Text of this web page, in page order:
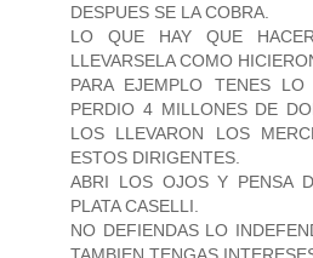
DESPUES SE LA COBRA.
LO QUE HAY QUE
LLEVARSELA COMO
PARA EJEMPLO TENES
PERDIO 4 MILLONES DE
LOS LLEVARON LOS
ESTOS DIRIGENTES.
ABRI LOS OJOS Y PENSA
PLATA CASELLI.
NO DEFIENDAS LO
TAMBIEN TENGAS